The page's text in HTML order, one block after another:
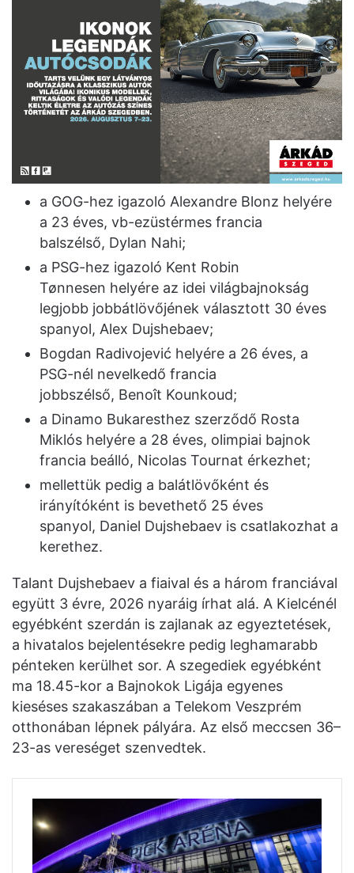
a GOG-hez igazoló Alexandre Blonz helyére
a 23 éves, vb-ezüstérmes francia
balszélső, Dylan Nahi;
a PSG-hez igazoló Kent Robin
Tønnesen helyére az idei világbajnokság
legjobb jobbátlövőjének választott 30 éves
spanyol, Alex Dujshebaev;
Bogdan Radivojević helyére a 26 éves, a
PSG-nél nevelkedő francia
jobbszélső, Benoît Kounkoud;
a Dinamo Bukaresthez szerződő Rosta
Miklós helyére a 28 éves, olimpiai bajnok
francia beálló, Nicolas Tournat érkezhet;
mellettük pedig a balátlövőként és
irányítóként is bevethető 25 éves
spanyol, Daniel Dujshebaev is csatlakozhat a
kerethez.
Talant Dujshebaev a fiaival és a három franciával
együtt 3 évre, 2026 nyaráig írhat alá. A Kielcénél
egyébként szerdán is zajlanak az egyeztetések,
a hivatalos bejelentésekre pedig leghamarabb
pénteken kerülhet sor. A szegediek egyébként
ma 18.45-kor a Bajnokok Ligája egyenes
kieséses szakaszában a Telekom Veszprém
otthonában lépnek pályára. Az első meccsen 36–
23-as vereséget szenvedtek.